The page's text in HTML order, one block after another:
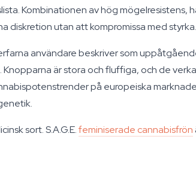
Kombinationen av hög mögelresistens,
diskretion utan att kompromissa med styrka.
användare beskriver som
är stora och fluffiga, och de
på europeiska
sort. S.A.G.E.feminiserade cannabisfrön